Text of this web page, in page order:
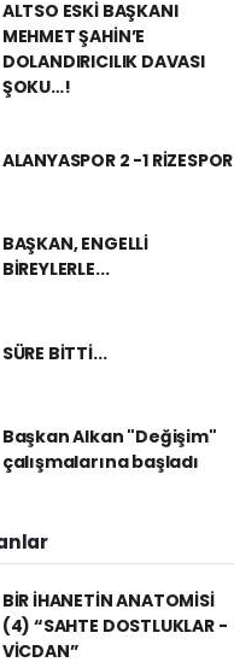
ALTSO ESKİ BAŞKANI
MEHMET ŞAHİN’E
DOLANDIRICILIK DAVASI
ŞOKU…!
ALANYASPOR 2 -1 RİZESPOR
BAŞKAN, ENGELLİ
BİREYLERLE...
SÜRE BİTTİ...
Başkan Alkan "Değişim"
çalışmalarına başladı
BİR İHANETİN ANATOMİSİ
(4) “SAHTE DOSTLUKLAR -
VİCDAN”